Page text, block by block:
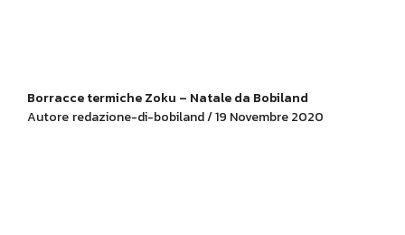
Borracce termiche Zoku – Natale da Bobiland
Autore redazione-di-bobiland / 19 Novembre 2020